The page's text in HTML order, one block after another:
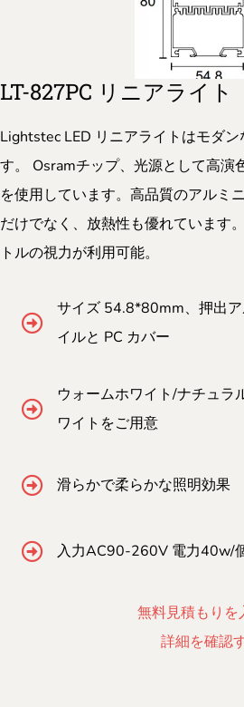
LT-827PC リニアライト
Lightstec LED リニアライトはモダ
す。 Osramチップ、光源として高演
を使用しています。高品質のアルミ
だけでなく、放熱性も優れています
トルの視力が利用可能。
サイズ 54.8*80mm、押出
イルと PC カバー
ウォームホワイト/ナチュラ
ワイトをご用意
滑らかで柔らかな照明効果
入力AC90-260V 電力40w/
無料見積もりを
詳細を確認